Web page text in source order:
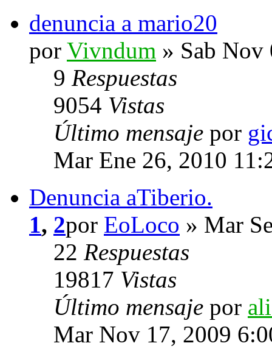
denuncia a mario20
por Vivndum » Sab Nov
9 Respuestas
9054 Vistas
Último mensaje por
Mar Ene 26, 2010
Denuncia aTiberio.
1, 2por EoLoco » Mar
22 Respuestas
19817 Vistas
Último mensaje por
Mar Nov 17, 2009